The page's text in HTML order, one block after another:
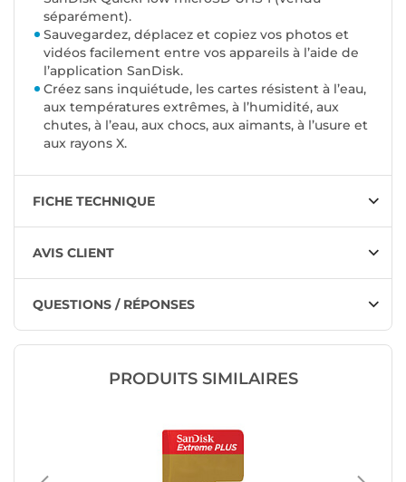
séparément).
Sauvegardez, déplacez et copiez vos photos et
vidéos facilement entre vos appareils à l’aide de
l’application SanDisk.
Créez sans inquiétude, les cartes résistent à l’eau,
aux températures extrêmes, à l’humidité, aux
chutes, à l’eau, aux chocs, aux aimants, à l’usure et
aux rayons X.
FICHE TECHNIQUE
AVIS CLIENT
QUESTIONS / RÉPONSES
PRODUITS SIMILAIRES